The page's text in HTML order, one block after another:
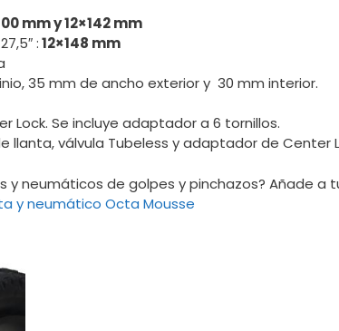
mm y 12×142 mm
:12×148 mm
35 mm de ancho exterior y 30 mm interior.
Lock. Se incluye adaptador a 6 tornillos.
llanta, válvula Tubeless y adaptador de Center
y neumáticos de golpes y pinchazos? Añade a
y neumático Octa Mousse